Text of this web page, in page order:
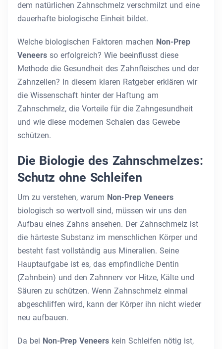
dem natürlichen Zahnschmelz verschmilzt und eine
dauerhafte biologische Einheit bildet.
Welche biologischen Faktoren machen Non-Prep
Veneers so erfolgreich? Wie beeinflusst diese
Methode die Gesundheit des Zahnfleisches und der
Zahnzellen? In diesem klaren Ratgeber erklären wir
die Wissenschaft hinter der Haftung am
Zahnschmelz, die Vorteile für die Zahngesundheit
und wie diese modernen Schalen das Gewebe
schützen.
Die Biologie des Zahnschmelzes:
Schutz ohne Schleifen
Um zu verstehen, warum Non-Prep Veneers
biologisch so wertvoll sind, müssen wir uns den
Aufbau eines Zahns ansehen. Der Zahnschmelz ist
die härteste Substanz im menschlichen Körper und
besteht fast vollständig aus Mineralien. Seine
Hauptaufgabe ist es, das empfindliche Dentin
(Zahnbein) und den Zahnnerv vor Hitze, Kälte und
Säuren zu schützen. Wenn Zahnschmelz einmal
abgeschliffen wird, kann der Körper ihn nicht wieder
neu aufbauen.
Da bei Non-Prep Veneers kein Schleifen nötig ist,